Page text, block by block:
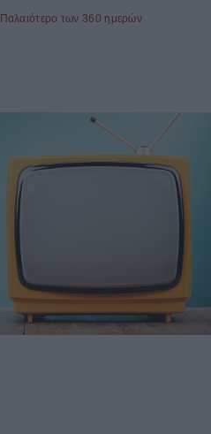
Παλαιότερο των 360 ημερών